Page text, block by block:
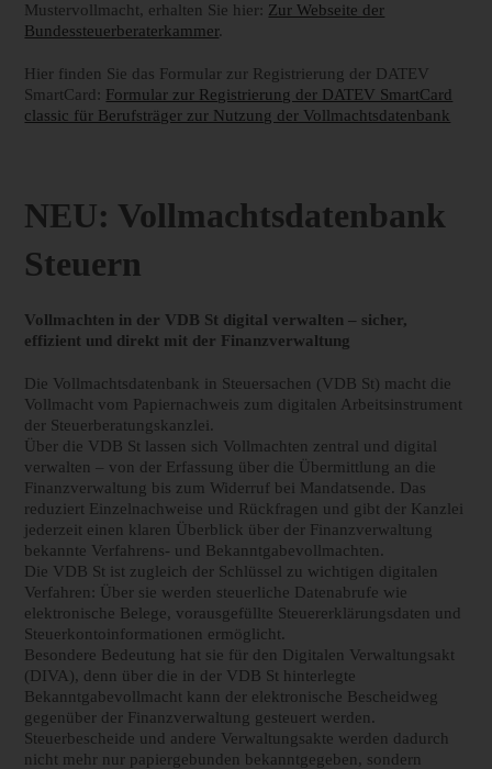
Mustervollmacht, erhalten Sie hier: Zur Webseite der
Bundessteuerberaterkammer.
Hier finden Sie das Formular zur Registrierung der DATEV
SmartCard: Formular zur Registrierung der DATEV SmartCard
classic für Berufsträger zur Nutzung der Vollmachtsdatenbank
NEU: Vollmachtsdatenbank
Steuern
Vollmachten in der VDB St digital verwalten – sicher,
effizient und direkt mit der Finanzverwaltung
Die Vollmachtsdatenbank in Steuersachen (VDB St) macht die
Vollmacht vom Papiernachweis zum digitalen Arbeitsinstrument
der Steuerberatungskanzlei.
Über die VDB St lassen sich Vollmachten zentral und digital
verwalten – von der Erfassung über die Übermittlung an die
Finanzverwaltung bis zum Widerruf bei Mandatsende. Das
reduziert Einzelnachweise und Rückfragen und gibt der Kanzlei
jederzeit einen klaren Überblick über der Finanzverwaltung
bekannte Verfahrens- und Bekanntgabevollmachten.
Die VDB St ist zugleich der Schlüssel zu wichtigen digitalen
Verfahren: Über sie werden steuerliche Datenabrufe wie
elektronische Belege, vorausgefüllte Steuererklärungsdaten und
Steuerkontoinformationen ermöglicht.
Besondere Bedeutung hat sie für den Digitalen Verwaltungsakt
(DIVA), denn über die in der VDB St hinterlegte
Bekanntgabevollmacht kann der elektronische Bescheidweg
gegenüber der Finanzverwaltung gesteuert werden.
Steuerbescheide und andere Verwaltungsakte werden dadurch
nicht mehr nur papiergebunden bekanntgegeben, sondern